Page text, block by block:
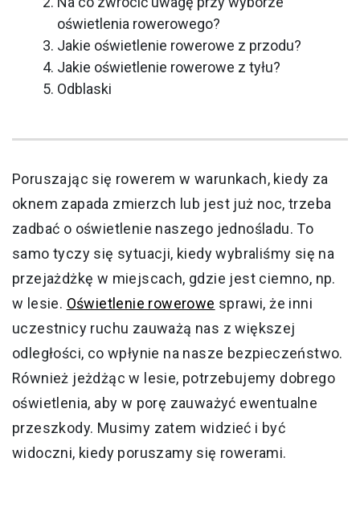
oświetlenia rowerowego?
Jakie oświetlenie rowerowe z przodu?
Jakie oświetlenie rowerowe z tyłu?
Odblaski
Poruszając się rowerem w warunkach, kiedy za
oknem zapada zmierzch lub jest już noc, trzeba
zadbać o oświetlenie naszego jednośladu. To
samo tyczy się sytuacji, kiedy wybraliśmy się na
przejażdżkę w miejscach, gdzie jest ciemno, np.
w lesie. Oświetlenie rowerowe sprawi, że inni
uczestnicy ruchu zauważą nas z większej
odległości, co wpłynie na nasze bezpieczeństwo.
Również jeżdżąc w lesie, potrzebujemy dobrego
oświetlenia, aby w porę zauważyć ewentualne
przeszkody. Musimy zatem widzieć i być
widoczni, kiedy poruszamy się rowerami.